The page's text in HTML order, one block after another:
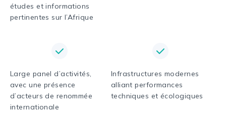
études et informations
pertinentes sur l’Afrique
Large panel d’activités,
avec une présence
d’acteurs de renommée
internationale
Infrastructures modernes
alliant performances
techniques et écologiques